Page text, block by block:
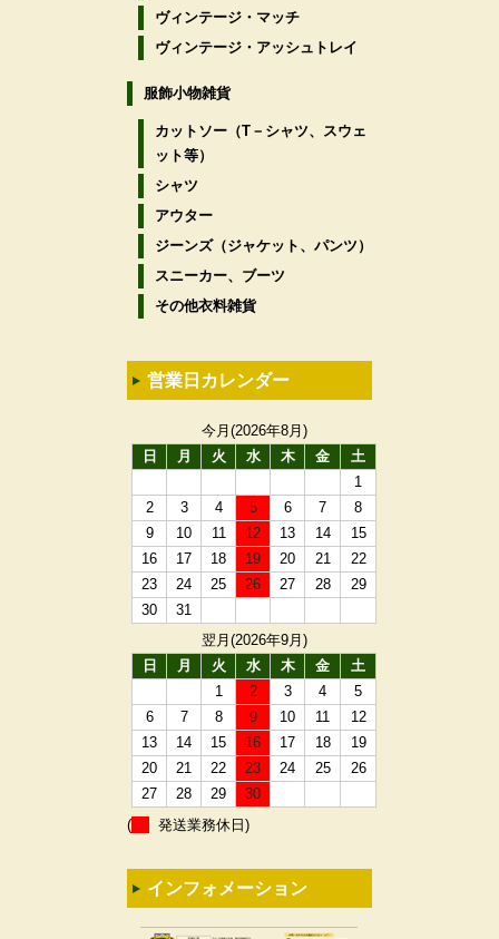
ヴィンテージ・マッチ
ヴィンテージ・アッシュトレイ
服飾小物雑貨
カットソー（T－シャツ、スウェ
ット等）
シャツ
アウター
ジーンズ（ジャケット、パンツ）
スニーカー、ブーツ
その他衣料雑貨
営業日カレンダー
今月(2026年8月)
日
月 火 水 木 金
土
1
2
3 4 5 6 7
8
9
10 11 12 13 14
15
16
17 18 19 20 21
22
23
24 25 26 27 28
29
30
31
翌月(2026年9月)
日
月 火 水 木 金
土
1
2 3 4
5
6
7 8 9 10 11
12
13
14 15 16 17 18
19
20
21 22 23 24 25
26
27
28 29
30
(
発送業務休日)
インフォメーション